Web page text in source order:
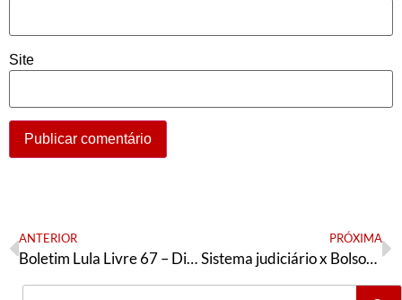
Site
ANTERIOR
Boletim Lula Livre 67 – Dia Nacional de Mobilização Fora Bolsonaro
PRÓXIMA
Sistema judiciário x Bolsonaro: o que está realmente em jogo